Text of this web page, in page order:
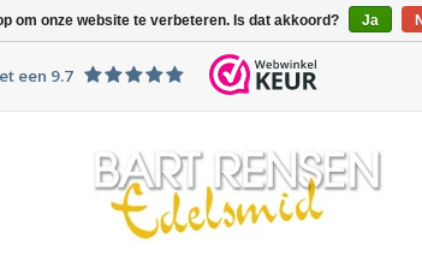
een 9.7
om onze website te verbeteren. Is dat akkoord? Ja